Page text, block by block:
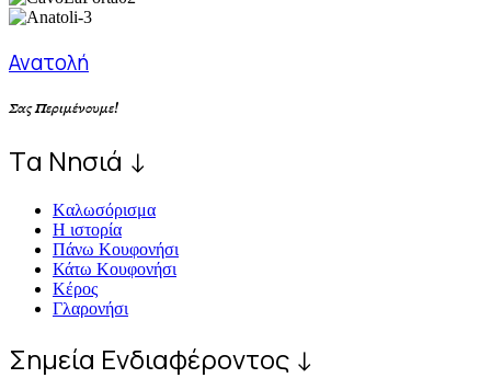
Ανατολή
Σας Περιμένουμε!
Tα Νησιά ↓
Kαλωσόρισμα
Η ιστορία
Πάνω Κουφονήσι
Κάτω Κουφονήσι
Κέρος
Γλαρονήσι
Σημεία Ενδιαφέροντος ↓